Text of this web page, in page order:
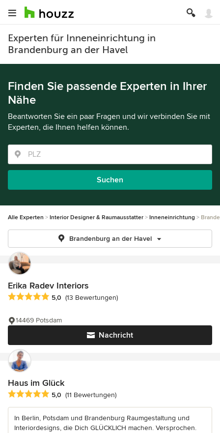
Experten für Inneneinrichtung in
Brandenburg an der Havel
Finden Sie passende Experten in Ihrer
Nähe
Beantworten Sie ein paar Fragen und wir verbinden Sie mit
Experten, die Ihnen helfen können.
Suchen
Alle Experten Interior Designer & Raumausstatter Inneneinrichtung
Brandenburg an der Havel
Erika Radev Interiors
Durchschnittliche Bewertung: 5 von 5 Sternen
5,0 (13 Bewertungen)
Nachricht
14469 Potsdam
Haus im Glück
Durchschnittliche Bewertung: 5 von 5 Sternen
5,0 (11 Bewertungen)
In Berlin, Potsdam und Brandenburg Raumgestaltung und
Interiordesigns, die Dich GLÜCKLICH machen. Versprochen.